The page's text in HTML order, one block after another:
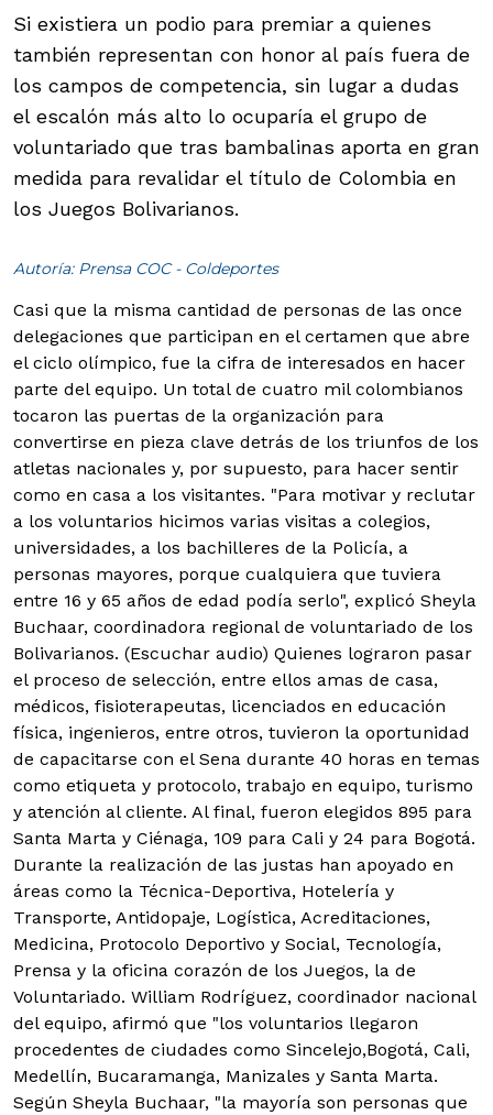
Si existiera un podio para premiar a quienes
también representan con honor al país fuera de
los campos de competencia, sin lugar a dudas
el escalón más alto lo ocuparía el grupo de
voluntariado que tras bambalinas aporta en gran
medida para revalidar el título de Colombia en
los Juegos Bolivarianos.
Autoría: Prensa COC - Coldeportes
Casi que la misma cantidad de personas de las once
delegaciones que participan en el certamen que abre
el ciclo olímpico, fue la cifra de interesados en hacer
parte del equipo. Un total de cuatro mil colombianos
tocaron las puertas de la organización para
convertirse en pieza clave detrás de los triunfos de los
atletas nacionales y, por supuesto, para hacer sentir
como en casa a los visitantes. "Para motivar y reclutar
a los voluntarios hicimos varias visitas a colegios,
universidades, a los bachilleres de la Policía, a
personas mayores, porque cualquiera que tuviera
entre 16 y 65 años de edad podía serlo", explicó Sheyla
Buchaar, coordinadora regional de voluntariado de los
Bolivarianos. (Escuchar audio) Quienes lograron pasar
el proceso de selección, entre ellos amas de casa,
médicos, fisioterapeutas, licenciados en educación
física, ingenieros, entre otros, tuvieron la oportunidad
de capacitarse con el Sena durante 40 horas en temas
como etiqueta y protocolo, trabajo en equipo, turismo
y atención al cliente. Al final, fueron elegidos 895 para
Santa Marta y Ciénaga, 109 para Cali y 24 para Bogotá.
Durante la realización de las justas han apoyado en
áreas como la Técnica-Deportiva, Hotelería y
Transporte, Antidopaje, Logística, Acreditaciones,
Medicina, Protocolo Deportivo y Social, Tecnología,
Prensa y la oficina corazón de los Juegos, la de
Voluntariado. William Rodríguez, coordinador nacional
del equipo, afirmó que "los voluntarios llegaron
procedentes de ciudades como Sincelejo,Bogotá, Cali,
Medellín, Bucaramanga, Manizales y Santa Marta.
Según Sheyla Buchaar, "la mayoría son personas que